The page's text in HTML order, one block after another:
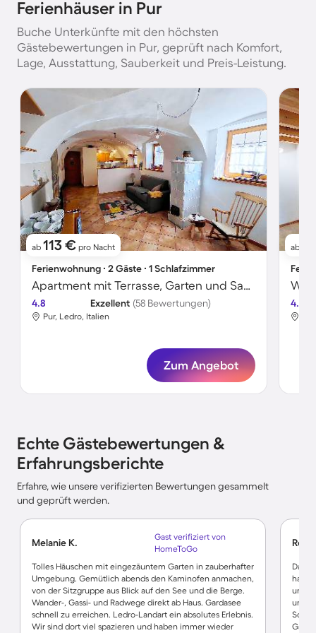
Ferienhäuser in Pur
Buche Unterkünfte mit den höchsten
Gästebewertungen in Pur, geprüft nach Komfort,
Lage, Ausstattung, Sauberkeit und Preis-Leistung.
ab 113 € pro Nacht
Ferienwohnung ∙ 2 Gäste ∙ 1 Schlafzimmer
Apartment mit Terrasse, Garten und Sauna
4.8 Exzellent (58 Bewertungen)
Pur, Ledro, Italien
Zum Angebot
ab
4.8
Echte Gästebewertungen &
Erfahrungsberichte
Erfahre, wie unsere verifizierten Bewertungen gesammelt
und geprüft werden.
Melanie K.
Gast verifiziert von
HomeToGo
Tolles Häuschen mit eingezäuntem Garten in zauberhafter
Umgebung. Gemütlich abends den Kaminofen anmachen,
von der Sitzgruppe aus Blick auf den See und die Berge.
Wander-, Gassi- und Radwege direkt ab Haus. Gardasee
schnell zu erreichen. Ledro-Landart ein absolutes Erlebnis.
Wir sind dort viel spazieren und haben immer wieder
Das
hat
und
und